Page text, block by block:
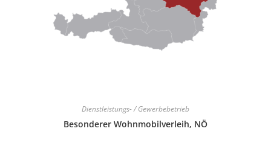
Dienstleistungs- / Gewerbebetrieb
Besonderer Wohnmobilverleih, NÖ